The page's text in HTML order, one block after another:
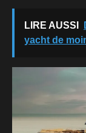
LIRE AUSSI
yacht de